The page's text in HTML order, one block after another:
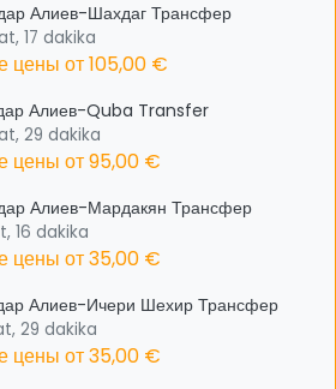
Алиев-Шахдаг Трансфер
17 dakika
цены от105,00 €
Алиев-Quba Transfer
29 dakika
цены от95,00 €
Алиев-Мардакян Трансфер
16 dakika
цены от35,00 €
Алиев-Ичери Шехир Трансфер
29 dakika
цены от35,00 €